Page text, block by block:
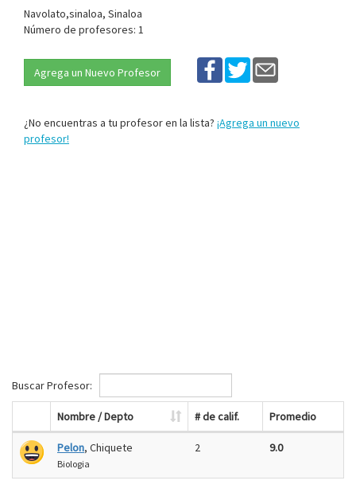
Navolato,sinaloa, Sinaloa
Número de profesores: 1
Agrega un Nuevo Profesor
¿No encuentras a tu profesor en la lista? ¡Agrega un nuevo
profesor!
Buscar Profesor:
Nombre / Depto # de calif. Promedio
Pelon, Chiquete
Biologia
2 9.0